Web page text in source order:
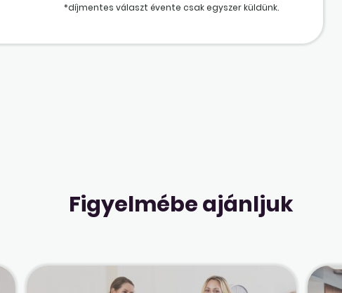
*díjmentes választ évente csak egyszer küldünk.
Figyelmébe ajánljuk